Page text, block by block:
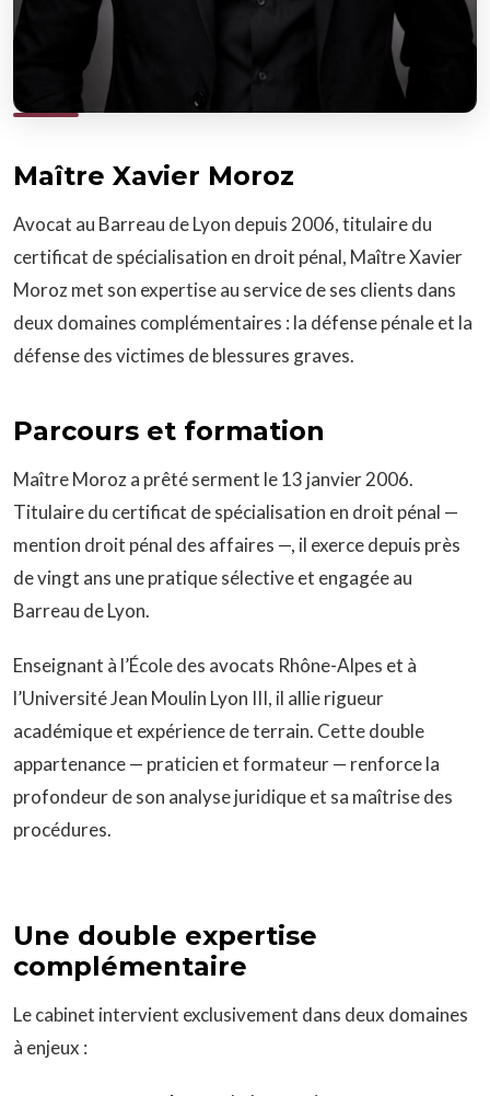
Maître Xavier Moroz
Avocat au Barreau de Lyon depuis 2006, titulaire du
certificat de spécialisation en droit pénal, Maître Xavier
Moroz met son expertise au service de ses clients dans
deux domaines complémentaires : la défense pénale et la
défense des victimes de blessures graves.
Parcours et formation
Maître Moroz a prêté serment le 13 janvier 2006.
Titulaire du certificat de spécialisation en droit pénal —
mention droit pénal des affaires —, il exerce depuis près
de vingt ans une pratique sélective et engagée au
Barreau de Lyon.
Enseignant à l’École des avocats Rhône-Alpes et à
l’Université Jean Moulin Lyon III, il allie rigueur
académique et expérience de terrain. Cette double
appartenance — praticien et formateur — renforce la
profondeur de son analyse juridique et sa maîtrise des
procédures.
Une double expertise
complémentaire
Le cabinet intervient exclusivement dans deux domaines
à enjeux :